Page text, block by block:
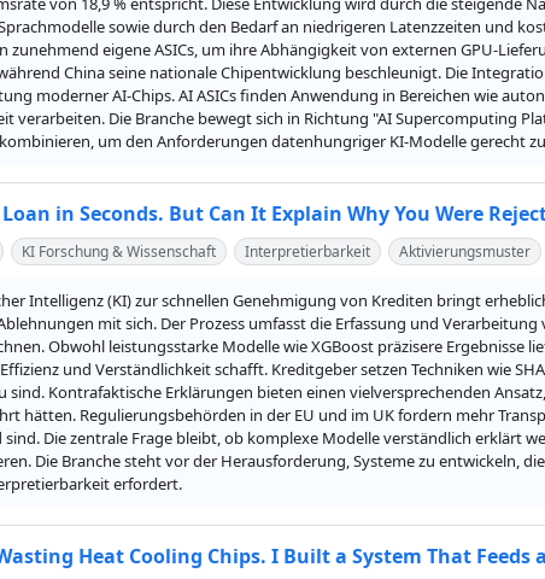
sowie durch den Bedarf an niedrigeren Latenzzeiten und
zunehmend eigene ASICs, um ihre Abhängigkeit von externen GPU-
China seine nationale Chipentwicklung beschleunigt. Die
moderner AI-Chips. AI ASICs finden Anwendung in Bereichen wie
verarbeiten. Die Branche bewegt sich in Richtung "AI Supercomputing
um den Anforderungen datenhungriger KI-Modelle gerecht
in Seconds. But Can It Explain Why You Were
KI Forschung & Wissenschaft Interpretierbarkeit Aktivierungsmuster
Intelligenz (KI) zur schnellen Genehmigung von Krediten bringt
mit sich. Der Prozess umfasst die Erfassung und
Obwohl leistungsstarke Modelle wie XGBoost präzisere Ergebnisse
und Verständlichkeit schafft. Kreditgeber setzen Techniken wie
sind. Kontrafaktische Erklärungen bieten einen vielversprechenden
hätten. Regulierungsbehörden in der EU und im UK fordern mehr
sind. Die zentrale Frage bleibt, ob komplexe Modelle verständlich erklärt
Die Branche steht vor der Herausforderung, Systeme zu entwickeln,
erfordert.
Heat Cooling Chips. I Built a System That Feeds